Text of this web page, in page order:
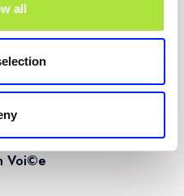
all geregeld
brancheorganisaties
Voi©e